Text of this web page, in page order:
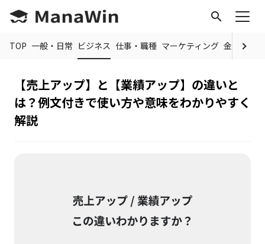
search
TOP 一般・日常 ビジネス 仕事・職種 マーケティング 金融 制度
【売上アップ】と【業績アップ】の違いと
は？例文付きで使い方や意味をわかりやすく
解説